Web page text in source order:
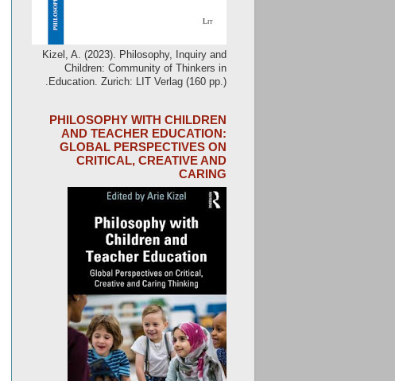
Kizel, A. (2023). Philosophy, Inquiry and
Children: Community of Thinkers in
Education. Zurich: LIT Verlag (160 pp.).
PHILOSOPHY WITH CHILDREN
AND TEACHER EDUCATION:
GLOBAL PERSPECTIVES ON
CRITICAL, CREATIVE AND
CARING